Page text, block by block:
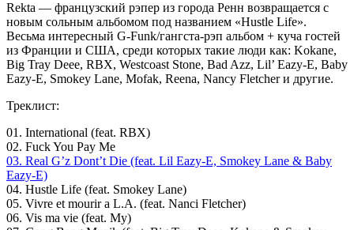
Rekta — французский рэпер из города Ренн возвращается с
новым сольным альбомом под названием «Hustle Life».
Весьма интересный G-Funk/гангста-рэп альбом + куча гостей
из Франции и США, среди которых такие люди как: Kokane,
Big Tray Deee, RBX, Westcoast Stone, Bad Azz, Lil’ Eazy-E, Baby
Eazy-E, Smokey Lane, Mofak, Reena, Nancy Fletcherи другие.
Треклист:
01. International (feat. RBX)
02. Fuck You Pay Me
03. Real G’z Dont’t Die (feat. Lil Eazy-E, Smokey Lane & Baby
Eazy-E)
04. Hustle Life (feat. Smokey Lane)
05. Vivre et mourir а L.A. (feat. Nanci Fletcher)
06. Vis ma vie (feat. My)